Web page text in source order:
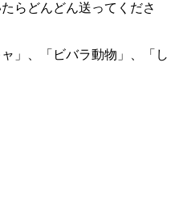
らどんどん送ってくださ
」、「ビバラ動物」、「し